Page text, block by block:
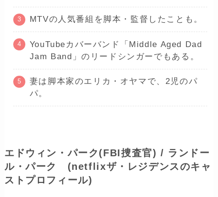
MTVの人気番組を脚本・監督したことも。
YouTubeカバーバンド「Middle Aged Dad
Jam Band」のリードシンガーでもある。
妻は脚本家のエリカ・オヤマで、2児のパ
パ。
エドウィン・パーク(FBI捜査官) / ランドー
ル・パーク (netflixザ・レジデンスのキャ
ストプロフィール)